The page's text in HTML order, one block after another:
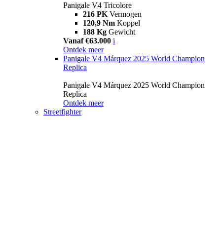
Panigale V4 Tricolore
216 PK Vermogen
120,9 Nm Koppel
188 Kg Gewicht
Vanaf €63.000 i
Ontdek meer
Panigale V4 Márquez 2025 World Champion
Replica
Panigale V4 Márquez 2025 World Champion
Replica
Ontdek meer
Streetfighter